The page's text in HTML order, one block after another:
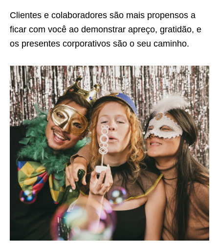
Clientes e colaboradores são mais propensos a
ficar com você ao demonstrar apreço, gratidão, e
os presentes corporativos são o seu caminho.